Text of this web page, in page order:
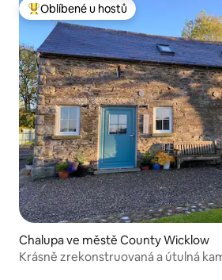
Nejlepší v kategorii Oblíbené u hostů
Oblíbené u hostů
Chalupa ve městě County Wicklow
Krásně zrekonstruovaná a útulná